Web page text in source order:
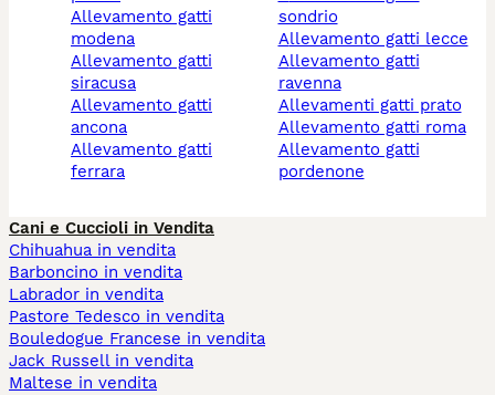
allevamento gatti
modena
allevamento gatti
siracusa
allevamento gatti
ancona
allevamento gatti
ferrara
sondrio
allevamento gatti lecce
allevamento gatti
ravenna
allevamenti gatti prato
allevamento gatti roma
allevamento gatti
pordenone
Cani e Cuccioli in Vendita
Chihuahua in vendita
Barboncino in vendita
Labrador in vendita
Pastore Tedesco in vendita
Bouledogue Francese in vendita
Jack Russell in vendita
Maltese in vendita